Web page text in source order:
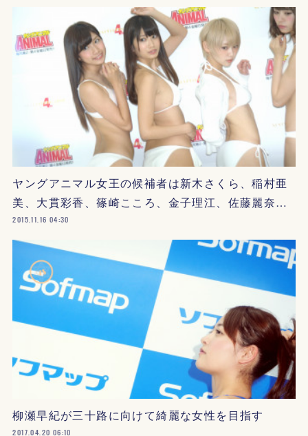
ヤングアニマル女王の候補者は新木さくら、稲村亜
美、大貫彩香、篠崎こころ、金子理江、佐藤麗奈…
2015.11.16 04:30
柳瀬早紀が三十路に向けて綺麗な女性を目指す
2017.04.20 06:10